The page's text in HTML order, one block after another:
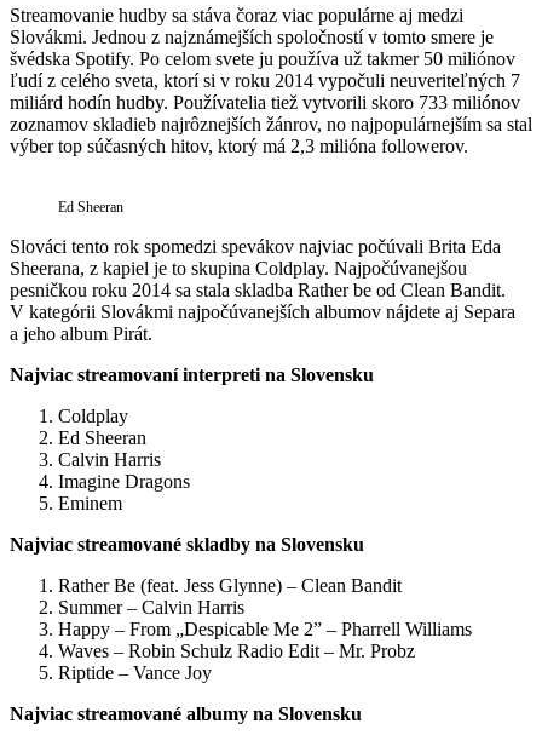
Streamovanie hudby sa stáva čoraz viac populárne aj medzi
Slovákmi. Jednou z najznámejších spoločností v tomto smere je
švédska Spotify. Po celom svete ju používa už takmer 50 miliónov
ľudí z celého sveta, ktorí si v roku 2014 vypočuli neuveriteľných 7
miliárd hodín hudby. Používatelia tiež vytvorili skoro 733 miliónov
zoznamov skladieb najrôznejších žánrov, no najpopulárnejším sa stal
výber top súčasných hitov, ktorý má 2,3 milióna followerov.
Ed Sheeran
Slováci tento rok spomedzi spevákov najviac počúvali Brita Eda
Sheerana, z kapiel je to skupina Coldplay. Najpočúvanejšou
pesničkou roku 2014 sa stala skladba Rather be od Clean Bandit.
V kategórii Slovákmi najpočúvanejších albumov nájdete aj Separa
a jeho album Pirát.
Najviac streamovaní interpreti na Slovensku
Coldplay
Ed Sheeran
Calvin Harris
Imagine Dragons
Eminem
Najviac streamované skladby na Slovensku
Rather Be (feat. Jess Glynne) – Clean Bandit
Summer – Calvin Harris
Happy – From „Despicable Me 2” – Pharrell Williams
Waves – Robin Schulz Radio Edit – Mr. Probz
Riptide – Vance Joy
Najviac streamované albumy na Slovensku